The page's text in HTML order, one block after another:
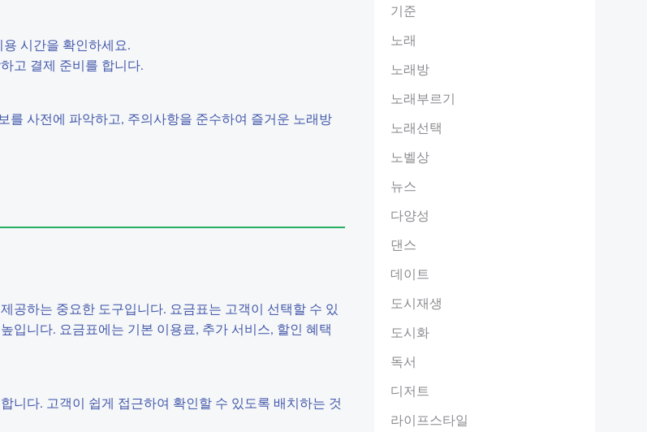
시간을 확인하세요.
고 결제 준비를 합니다.
를 사전에 파악하고, 주의사항을 준수하여 즐거운 노래방
공하는 중요한 도구입니다. 요금표는 고객이 선택할 수 있
입니다. 요금표에는 기본 이용료, 추가 서비스, 할인 혜택
니다. 고객이 쉽게 접근하여 확인할 수 있도록 배치하는 것
기준
노래
노래방
노래부르기
노래선택
노벨상
뉴스
다양성
댄스
데이트
도시재생
도시화
독서
디저트
라이프스타일